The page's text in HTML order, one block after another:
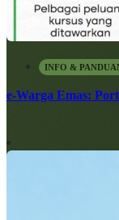
INFO &
e-Warga Emas: